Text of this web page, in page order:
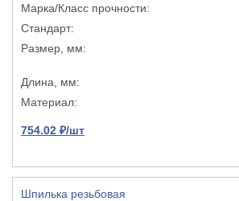
754.02 ₽/шт
Шпилька резьбовая